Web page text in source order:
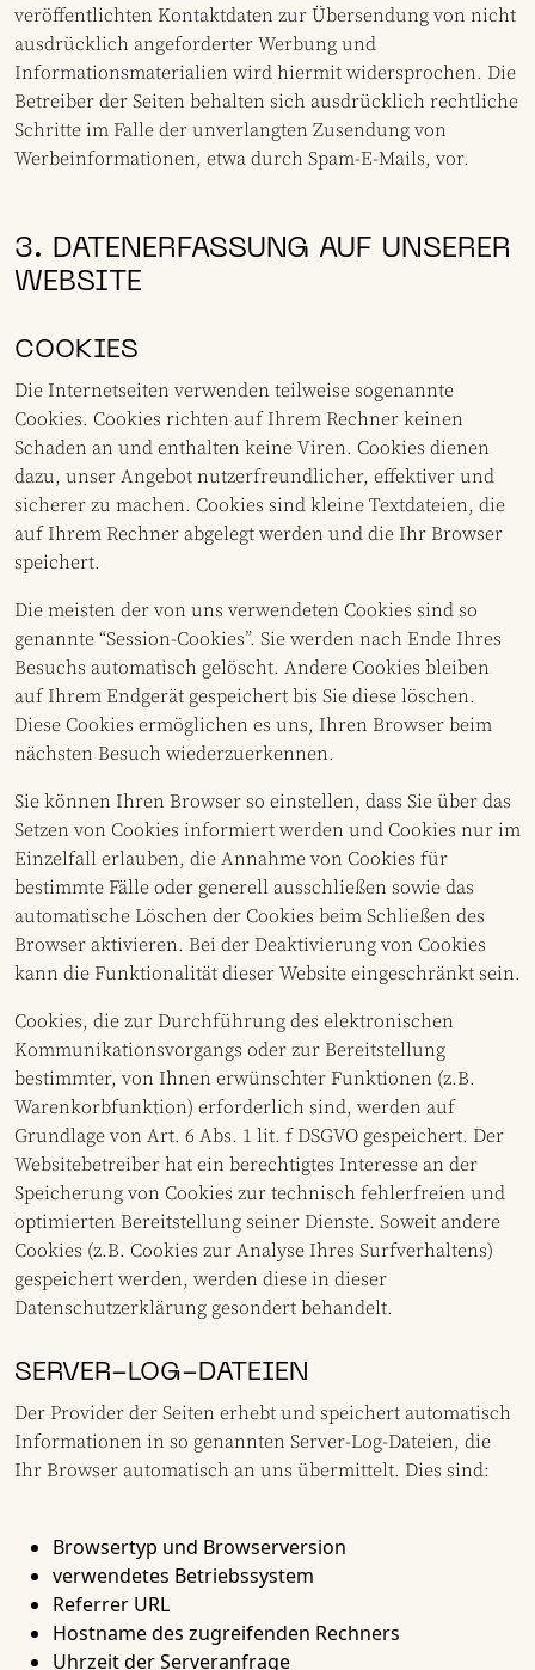
veröffentlichten Kontaktdaten zur Übersendung von nicht
ausdrücklich angeforderter Werbung und
Informationsmaterialien wird hiermit widersprochen. Die
Betreiber der Seiten behalten sich ausdrücklich rechtliche
Schritte im Falle der unverlangten Zusendung von
Werbeinformationen, etwa durch Spam-E-Mails, vor.
3. DATENERFASSUNG AUF UNSERER
WEBSITE
COOKIES
Die Internetseiten verwenden teilweise sogenannte
Cookies. Cookies richten auf Ihrem Rechner keinen
Schaden an und enthalten keine Viren. Cookies dienen
dazu, unser Angebot nutzerfreundlicher, effektiver und
sicherer zu machen. Cookies sind kleine Textdateien, die
auf Ihrem Rechner abgelegt werden und die Ihr Browser
speichert.
Die meisten der von uns verwendeten Cookies sind so
genannte “Session-Cookies”. Sie werden nach Ende Ihres
Besuchs automatisch gelöscht. Andere Cookies bleiben
auf Ihrem Endgerät gespeichert bis Sie diese löschen.
Diese Cookies ermöglichen es uns, Ihren Browser beim
nächsten Besuch wiederzuerkennen.
Sie können Ihren Browser so einstellen, dass Sie über das
Setzen von Cookies informiert werden und Cookies nur im
Einzelfall erlauben, die Annahme von Cookies für
bestimmte Fälle oder generell ausschließen sowie das
automatische Löschen der Cookies beim Schließen des
Browser aktivieren. Bei der Deaktivierung von Cookies
kann die Funktionalität dieser Website eingeschränkt sein.
Cookies, die zur Durchführung des elektronischen
Kommunikationsvorgangs oder zur Bereitstellung
bestimmter, von Ihnen erwünschter Funktionen (z.B.
Warenkorbfunktion) erforderlich sind, werden auf
Grundlage von Art. 6 Abs. 1 lit. f DSGVO gespeichert. Der
Websitebetreiber hat ein berechtigtes Interesse an der
Speicherung von Cookies zur technisch fehlerfreien und
optimierten Bereitstellung seiner Dienste. Soweit andere
Cookies (z.B. Cookies zur Analyse Ihres Surfverhaltens)
gespeichert werden, werden diese in dieser
Datenschutzerklärung gesondert behandelt.
SERVER-LOG-DATEIEN
Der Provider der Seiten erhebt und speichert automatisch
Informationen in so genannten Server-Log-Dateien, die
Ihr Browser automatisch an uns übermittelt. Dies sind:
Browsertyp und Browserversion
verwendetes Betriebssystem
Referrer URL
Hostname des zugreifenden Rechners
Uhrzeit der Serveranfrage